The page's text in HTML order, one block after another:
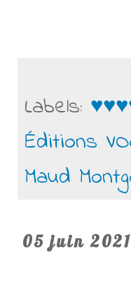
Labels:
Éditions
Maud
05 juin 2021